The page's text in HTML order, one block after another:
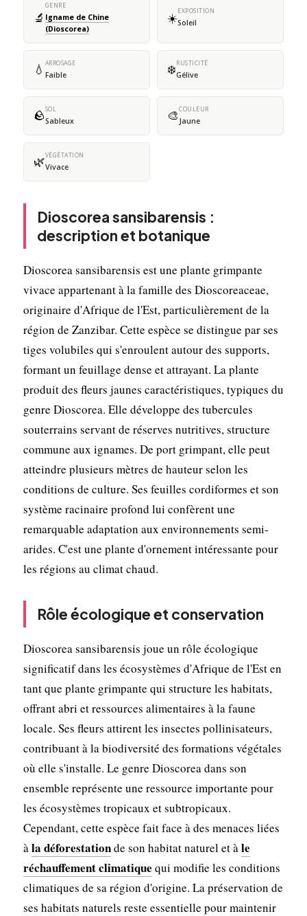
🔬
GENRE
Igname de Chine
(Dioscorea)
☀️EXPOSITION
Soleil
💧 ARROSAGE
Faible ❄️RUSTICITÉ
Gélive
🪨SOL
Sableux 🎨COULEUR
Jaune
🌿VÉGÉTATION
Vivace
Dioscorea sansibarensis :
description et botanique
Dioscorea sansibarensis est une plante grimpante
vivace appartenant à la famille des Dioscoreaceae,
originaire d'Afrique de l'Est, particulièrement de la
région de Zanzibar. Cette espèce se distingue par ses
tiges volubiles qui s'enroulent autour des supports,
formant un feuillage dense et attrayant. La plante
produit des fleurs jaunes caractéristiques, typiques du
genre Dioscorea. Elle développe des tubercules
souterrains servant de réserves nutritives, structure
commune aux ignames. De port grimpant, elle peut
atteindre plusieurs mètres de hauteur selon les
conditions de culture. Ses feuilles cordiformes et son
système racinaire profond lui confèrent une
remarquable adaptation aux environnements semi-
arides. C'est une plante d'ornement intéressante pour
les régions au climat chaud.
Rôle écologique et conservation
Dioscorea sansibarensis joue un rôle écologique
significatif dans les écosystèmes d'Afrique de l'Est en
tant que plante grimpante qui structure les habitats,
offrant abri et ressources alimentaires à la faune
locale. Ses fleurs attirent les insectes pollinisateurs,
contribuant à la biodiversité des formations végétales
où elle s'installe. Le genre Dioscorea dans son
ensemble représente une ressource importante pour
les écosystèmes tropicaux et subtropicaux.
Cependant, cette espèce fait face à des menaces liées
àla déforestationde son habitat naturel et àle
réchauffement climatique qui modifie les conditions
climatiques de sa région d'origine. La préservation de
ses habitats naturels reste essentielle pour maintenir